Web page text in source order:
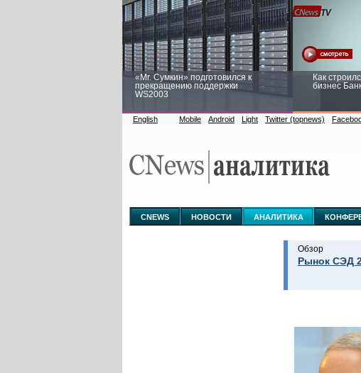
«Mr. Сумкин» подготовился к
прекращению поддержки
WS2003
Как
бизнес
аналитике
English Mobile Android Light Twitter (topnews)
CNEWS НОВОСТИ АНАЛИТИКА
Обзор
Рынок СЭД